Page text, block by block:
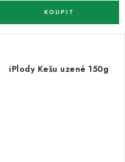
iPlody Kešu uzené 150g